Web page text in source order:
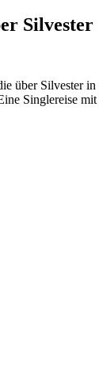
Silvester
über Silvester
Singlereise